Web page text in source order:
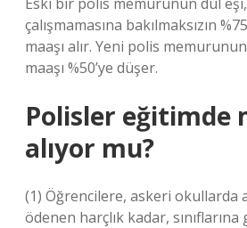
çalışmamasına bakılmaksızın
maaşı alır. Yeni polis
maaşı %50’ye düşer.
Polisler eğitimde
alıyor mu?
(1) Öğrencilere, askeri okullarda
ödenen harçlık kadar,